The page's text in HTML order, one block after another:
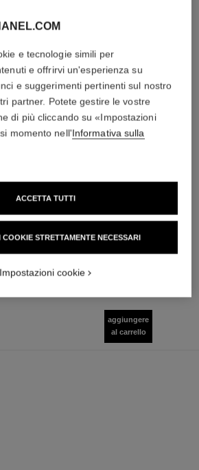
Ref. 130410
76 chf
aggiungere
al carrello
e tecnologie simili per
e offrirvi un'esperienza su
e suggerimenti pertinenti sul nostro
partner. Potete gestire le vostre
di più cliccando su «Impostazioni
momento nell'Informativa sulla
COOKIE STRETTAMENTE NECESSARI
ACCETTA TUTTI
Impostazioni cookie